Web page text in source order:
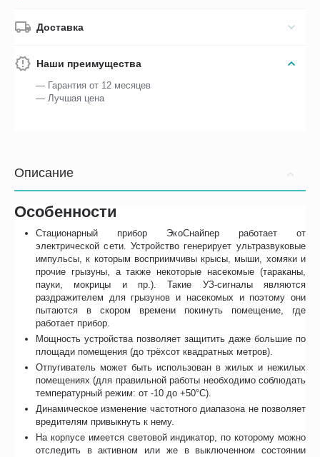
Доставка
Наши преимущества
— Гарантия от 12 месяцев
— Лучшая цена
Описание
Особенности
Стационарный прибор ЭкоСнайпер работает от
электрической сети. Устройство генерирует ультразвуковые
импульсы, к которым восприимчивы крысы, мыши, хомяки и
прочие грызуны, а также некоторые насекомые (тараканы,
пауки, мокрицы и пр.). Такие УЗ-сигналы являются
раздражителем для грызунов и насекомых и поэтому они
пытаются в скором времени покинуть помещение, где
работает прибор.
Мощность устройства позволяет защитить даже большие по
площади помещения (до трёхсот квадратных метров).
Отпугиватель может быть использован в жилых и нежилых
помещениях (для правильной работы необходимо соблюдать
температурный режим: от -10 до +50°С).
Динамическое изменение частотного диапазона не позволяет
вредителям привыкнуть к нему.
На корпусе имеется световой индикатор, по которому можно
отследить в активном или же в выключенном состоянии